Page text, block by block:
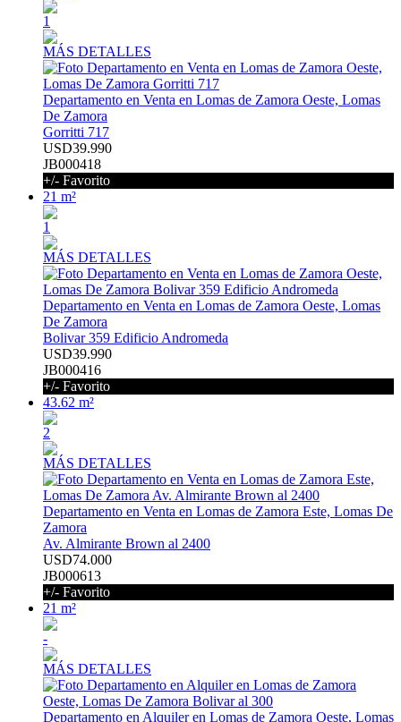
1
MÁS DETALLES
Departamento en Venta en Lomas de Zamora Oeste, Lomas
De Zamora
Gorritti 717
USD39.990
JB000418
+/- Favorito
21 m²
1
MÁS DETALLES
Departamento en Venta en Lomas de Zamora Oeste, Lomas
De Zamora
Bolivar 359 Edificio Andromeda
USD39.990
JB000416
+/- Favorito
43.62 m²
2
MÁS DETALLES
Departamento en Venta en Lomas de Zamora Este, Lomas De
Zamora
Av. Almirante Brown al 2400
USD74.000
JB000613
+/- Favorito
21 m²
-
MÁS DETALLES
Departamento en Alquiler en Lomas de Zamora Oeste, Lomas